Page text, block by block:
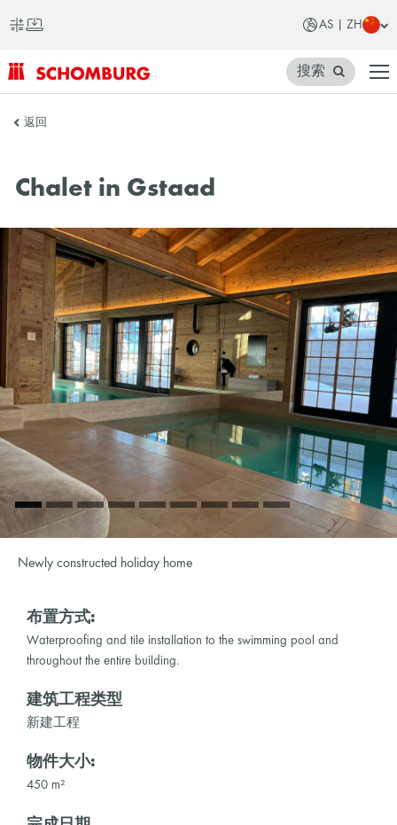
AS | ZH
SCHOMBURG
洲
搜索
返回
Chalet in Gstaad
Newly constructed holiday home
布置方式:
Waterproofing and tile installation to the swimming pool and
throughout the entire building.
建筑工程类型
新建工程
物件大小:
450 m²